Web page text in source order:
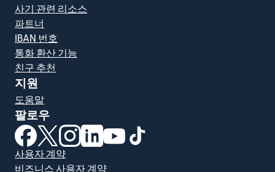
사기 관련 리소스
파트너
IBAN 번호
통화 환산 기능
친구 추천
지원
도움말
팔로우
(새 창에서 열림)
(새 창에서 열림)
(새 창에서 열림)
(새 창에서 열림)
(새 창에서 열림)
사용자 계약
비즈니스 사용자 계약